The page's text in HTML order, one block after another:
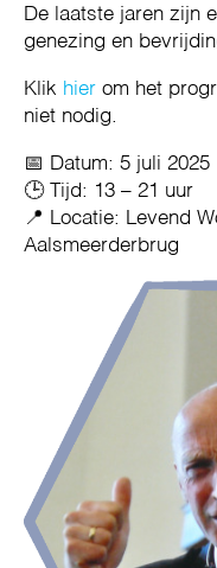
De laatste jaren zijn
genezing en
Klik hier om het
niet nodig.
📅 Datum: 5 juli 2025
🕒 Tijd: 13 – 21 uur
📍 Locatie: Levend
Aalsmeerderbrug